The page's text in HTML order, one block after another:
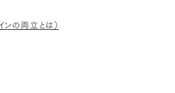
の両立とは）